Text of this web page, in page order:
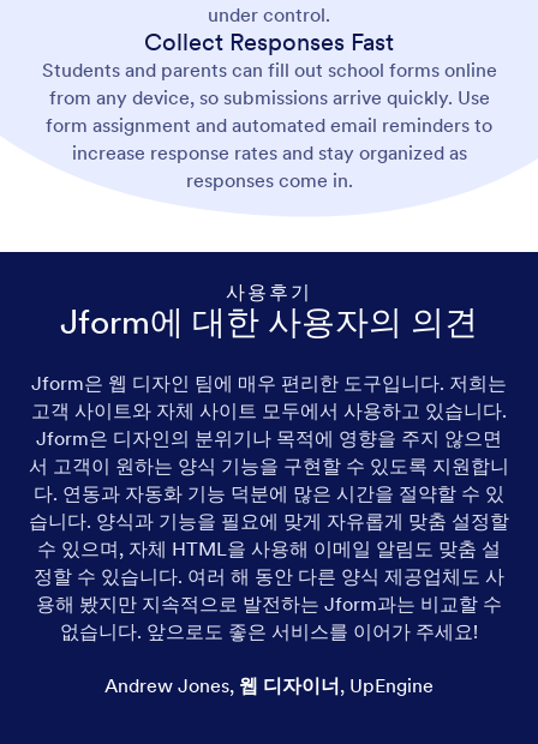
under control.
Collect Responses Fast
Students and parents can fill out school forms online
from any device, so submissions arrive quickly. Use
form assignment and automated email reminders to
increase response rates and stay organized as
responses come in.
사용후기
Jform에 대한 사용자의 의견
Jform은 웹 디자인 팀에 매우 편리한 도구입니다. 저희는
고객 사이트와 자체 사이트 모두에서 사용하고 있습니다.
Jform은 디자인의 분위기나 목적에 영향을 주지 않으면
서 고객이 원하는 양식 기능을 구현할 수 있도록 지원합니
다. 연동과 자동화 기능 덕분에 많은 시간을 절약할 수 있
습니다. 양식과 기능을 필요에 맞게 자유롭게 맞춤 설정할
수 있으며, 자체 HTML을 사용해 이메일 알림도 맞춤 설
정할 수 있습니다. 여러 해 동안 다른 양식 제공업체도 사
용해 봤지만 지속적으로 발전하는 Jform과는 비교할 수
없습니다. 앞으로도 좋은 서비스를 이어가 주세요!
Andrew Jones, 웹 디자이너, UpEngine